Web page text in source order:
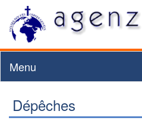
Menu
Dépêches